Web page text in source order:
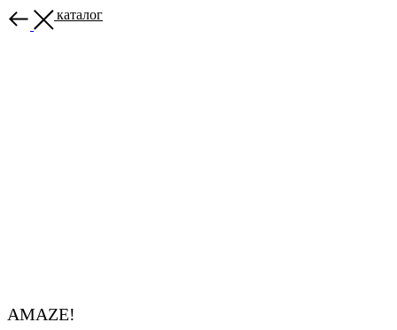
Назад в каталог
AMAZE!